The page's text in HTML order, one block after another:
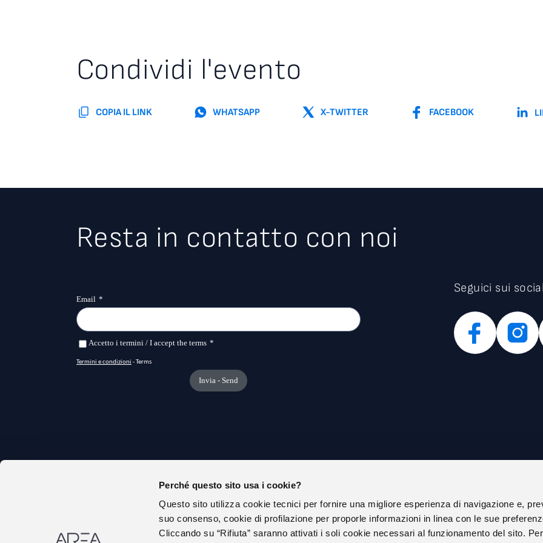
Perché questo sito usa i cookie?
Questo sito utilizza cookie tecnici per fornire una migliore esperienza di navigazione e,
suo consenso, cookie di profilazione per proporle informazioni in linea con le sue
Cliccando su “Rifiuta” saranno attivati i soli cookie necessari al funzionamento del sito. Per
Condividi l'evento
COPIA IL LINK WHATSAPP X-TWITTER FACEBOOK
Resta in contatto con noi
Seguici sui social
CHI SIAMO
URP
AMMINISTRAZIONE TRASPARENTE
PRIVACY POLICY
COOKIE POLICY
SOCIAL MEDIA POLICY ESTERNA